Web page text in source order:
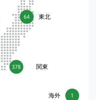
64 東北
378 関東
1
海外